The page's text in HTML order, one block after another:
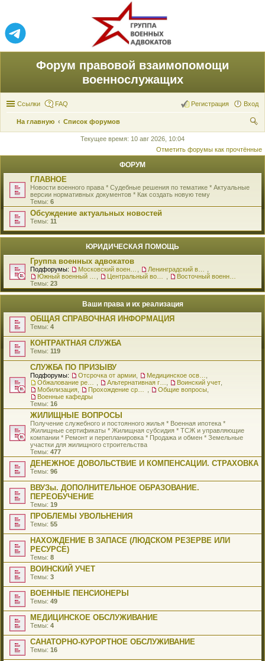
Форум правовой взаимопомощи
военнослужащих
Ссылки FAQ Вход
Регистрация
На главную
Список форумов
ск
Текущее время: 10 авг 2026, 10:04
Отметить форумы как прочтённые
ФОРУМ
ГЛАВНОЕ
Новости военного права * Судебные решения по тематике * Актуальные
версии нормативных документов * Как создать новую тему
Темы: 6
Обсуждение актуальных новостей
Темы: 11
ЮРИДИЧЕСКАЯ ПОМОЩЬ
Группа военных адвокатов
Подфорумы:
Темы: 23
Ваши права и их реализация
ОБЩАЯ СПРАВОЧНАЯ ИНФОРМАЦИЯ
Темы: 4
КОНТРАКТНАЯ СЛУЖБА
Темы: 119
СЛУЖБА ПО ПРИЗЫВУ
Подфорумы: Отсрочка от армии
Воинский учет
Мобилизация
Общие вопросы
Военные кафедры
Темы: 16
ЖИЛИЩНЫЕ ВОПРОСЫ
Получение служебного и постоянного жилья * Военная ипотека *
Жилищные сертификаты * Жилищная субсидия * ТСЖ и управляющие
компании * Ремонт и перепланировка * Продажа и обмен * Земельные
участки для жилищного строительства
Темы: 477
ДЕНЕЖНОЕ ДОВОЛЬСТВИЕ И КОМПЕНСАЦИИ. СТРАХОВКА
Темы: 96
ВВУЗы. ДОПОЛНИТЕЛЬНОЕ ОБРАЗОВАНИЕ.
ПЕРЕОБУЧЕНИЕ
Темы: 19
ПРОБЛЕМЫ УВОЛЬНЕНИЯ
Темы: 55
НАХОЖДЕНИЕ В ЗАПАСЕ (ЛЮДСКОМ РЕЗЕРВЕ ИЛИ
РЕСУРСЕ)
Темы: 8
ВОИНСКИЙ УЧЕТ
Темы: 3
ВОЕННЫЕ ПЕНСИОНЕРЫ
Темы: 49
МЕДИЦИНСКОЕ ОБСЛУЖИВАНИЕ
Темы: 4
САНАТОРНО-КУРОРТНОЕ ОБСЛУЖИВАНИЕ
Темы: 16